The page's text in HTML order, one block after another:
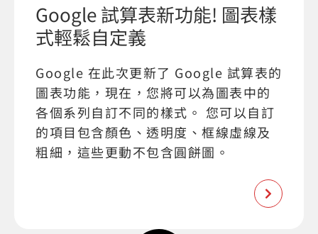
Google 試算表新功能! 圖表樣
式輕鬆自定義
Google 在此次更新了 Google 試算表的
圖表功能，現在，您將可以為圖表中的
各個系列自訂不同的樣式。 您可以自訂
的項目包含顏色、透明度、框線虛線及
粗細，這些更動不包含圓餅圖。